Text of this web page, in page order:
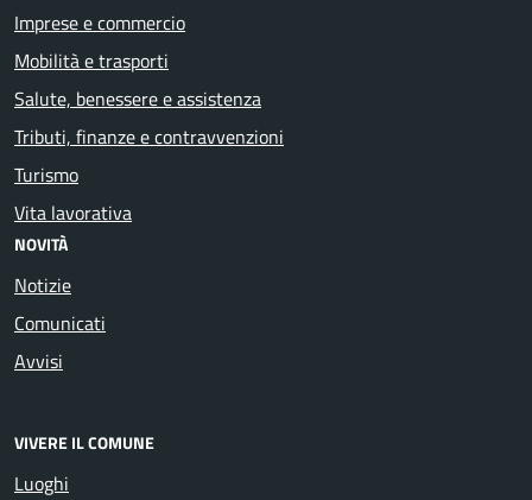
Imprese e commercio
Mobilità e trasporti
Salute, benessere e assistenza
Tributi, finanze e contravvenzioni
Turismo
Vita lavorativa
NOVITÀ
Notizie
Comunicati
Avvisi
VIVERE IL COMUNE
Luoghi